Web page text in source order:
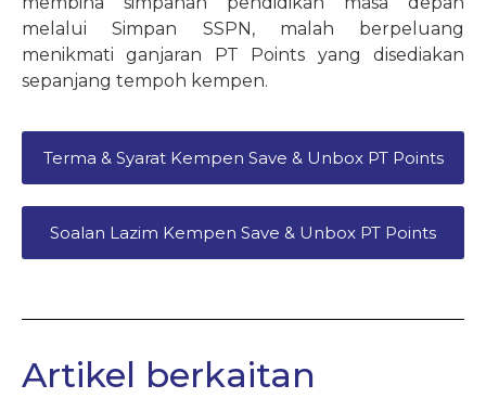
melalui Simpan SSPN, malah berpeluang
menikmati ganjaran PT Points yang disediakan
sepanjang tempoh kempen.
Terma & Syarat Kempen Save & Unbox PT Points
Soalan Lazim Kempen Save & Unbox PT Points
Artikel berkaitan